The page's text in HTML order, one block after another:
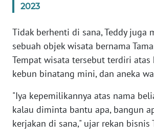
2023
Tidak berhenti di sana, Teddy juga
sebuah objek wisata bernama
Tempat wisata tersebut terdiri atas
kebun binatang mini, dan aneka
"Iya kepemilikannya atas nama
kalau diminta bantu apa, bangun
kerjakan di sana," ujar rekan bisnis
WN
WN
BANTEN
WN
NTT